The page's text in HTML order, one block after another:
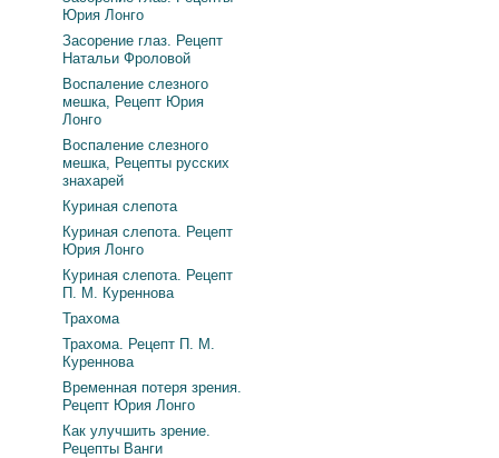
Юрия Лонго
Засорение глаз. Рецепт
Натальи Фроловой
Воспаление слезного
мешка, Рецепт Юрия
Лонго
Воспаление слезного
мешка, Рецепты русских
знахарей
Куриная слепота
Куриная слепота. Рецепт
Юрия Лонго
Куриная слепота. Рецепт
П. М. Куреннова
Трахома
Трахома. Рецепт П. М.
Куреннова
Временная потеря зрения.
Рецепт Юрия Лонго
Как улучшить зрение.
Рецепты Ванги